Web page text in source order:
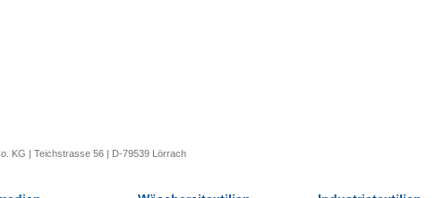
KG | Teichstrasse 56 | D-79539 Lörrach